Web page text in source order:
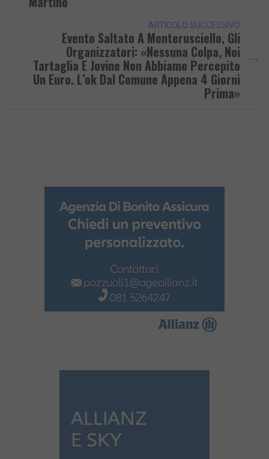
ARTICOLO SUCCESSIVO
Evento Saltato A Monterusciello, Gli
Organizzatori: «Nessuna Colpa, Noi
Tartaglia E Jovine Non Abbiamo Percepito
Un Euro. L’ok Dal Comune Appena 4 Giorni
Prima»